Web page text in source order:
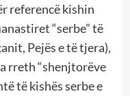
referencë kishin
“serbe” të
Pejës e të tjera),
rreth “shenjtorëve
të kishës serbe e